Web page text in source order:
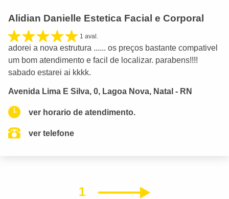
Alidian Danielle Estetica Facial e Corporal
1 aval.
adorei a nova estrutura ...... os preços bastante compativel
um bom atendimento e facil de localizar. parabens!!!!
sabado estarei ai kkkk.
Avenida Lima E Silva, 0, Lagoa Nova, Natal - RN
ver horario de atendimento.
ver telefone
1 Próximo